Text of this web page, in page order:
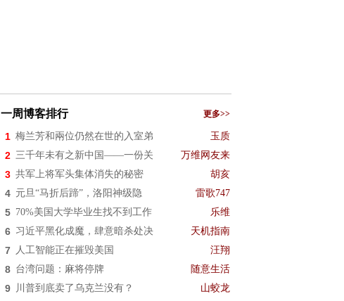
一周博客排行 更多>>
1 梅兰芳和兩位仍然在世的入室弟 玉质
2 三千年未有之新中国——一份关 万维网友来
3 共军上将军头集体消失的秘密 胡亥
4 元旦“马折后蹄”，洛阳神级隐 雷歌747
5 70%美国大学毕业生找不到工作 乐维
6 习近平黑化成魔，肆意暗杀处决 天机指南
7 人工智能正在摧毁美国 汪翔
8 台湾问题：麻将停牌 随意生活
9 川普到底卖了乌克兰没有？ 山蛟龙